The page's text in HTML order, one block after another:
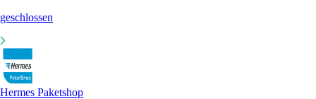
geschlossen
Hermes Paketshop